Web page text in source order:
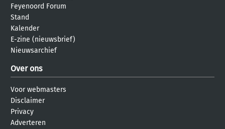
Feyenoord Forum
Stand
Kalender
E-zine (nieuwsbrief)
Nieuwsarchief
Over ons
Voor webmasters
Disclaimer
Privacy
Adverteren